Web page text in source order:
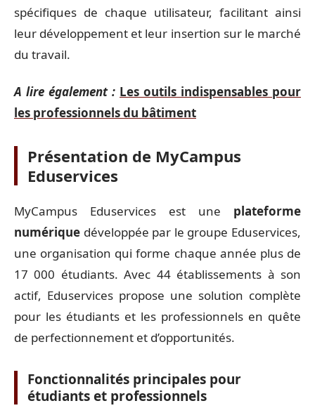
spécifiques de chaque utilisateur, facilitant ainsi
leur développement et leur insertion sur le marché
du travail.
A lire également : Les outils indispensables pour
les professionnels du bâtiment
Présentation de MyCampus
Eduservices
MyCampus Eduservices est une plateforme
numérique développée par le groupe Eduservices,
une organisation qui forme chaque année plus de
17 000 étudiants. Avec 44 établissements à son
actif, Eduservices propose une solution complète
pour les étudiants et les professionnels en quête
de perfectionnement et d’opportunités.
Fonctionnalités principales pour
étudiants et professionnels